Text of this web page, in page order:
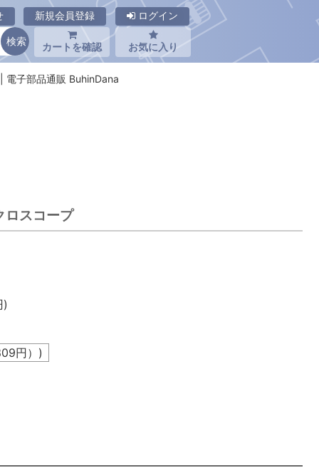
新規会員登録 ログイン
カートを確認 お気に入り
子部品通販 BuhinDana
ロスコープ
)
円）)